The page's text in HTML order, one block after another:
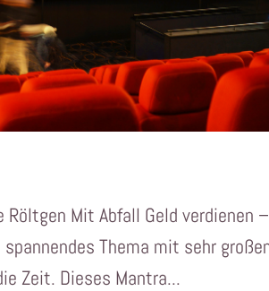
Mit Abfall Geld verdienen
Thema mit sehr
Zeit. Dieses Mantra...